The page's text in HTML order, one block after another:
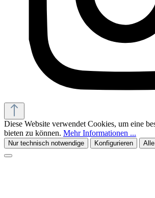
Diese Website verwendet Cookies, um eine
bieten zu können. Mehr Informationen ...
Nur technisch notwendige Konfigurieren